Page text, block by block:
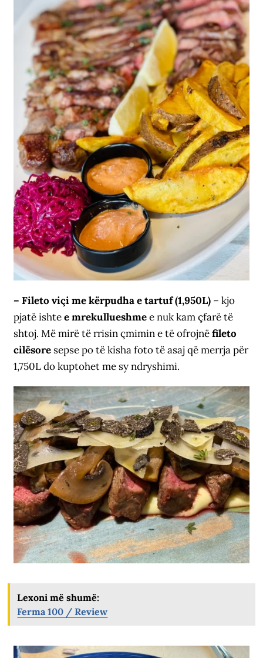
– Fileto viçi me kërpudha e tartuf (1,950L) – kjo
pjatë ishtee mrekullueshmee nuk kam çfarë të
shtoj. Më mirë të rrisin çmimin e të ofrojnëfileto
cilësore sepse po të kisha foto të asaj që merrja për
1,750L do kuptohet me sy ndryshimi.
Lexoni më shumë:
Ferma 100 / Review